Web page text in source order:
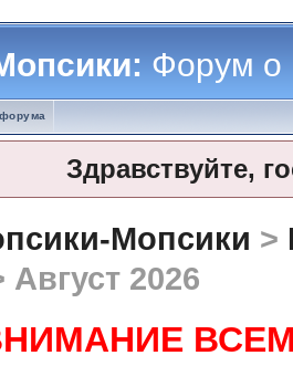
Форум о
Здравствуйте,
Мопсики >
Август 2026